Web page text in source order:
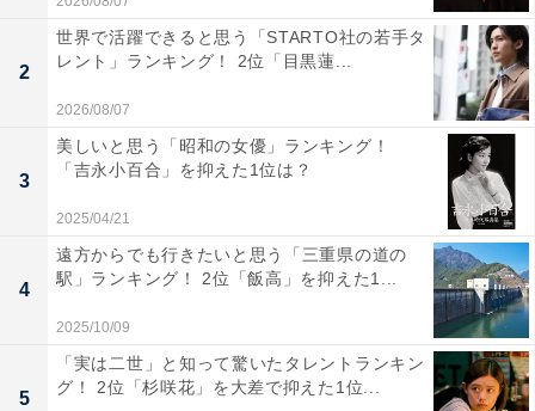
2014年には「ウィザーディング・ワールド・オブ・ハリ
ー・ポッター」がオープン。2025年は、日本発のさまざ
まなエンターテインメントやブランドの魅力をリアルに
体験できる期間限定のイベント「ユニバーサル・クール
ジャパン」が10周年に。「名探偵コナン・ワールド」と
ミステリー作家・ 東野圭吾さん原作の『マスカレード』
シリーズとの初コラボレーションが実現した参加型リア
ル・ミステリーショー『狙われた仮面舞踏会』の開催に
も注目が集まっています。
任天堂のゲーム『スーパーマリオ』シリーズをテーマに
したエリア「スーパーマリオ・ランド」や、2024年12月
2
世界で活躍できると思う「STARTO社の若手タ
レント」ランキング！ 2位「目黒蓮...
2026/08/07
3
美しいと思う「昭和の女優」ランキング！
「吉永小百合」を抑えた1位は？
2025/04/21
4
遠方からでも行きたいと思う「三重県の道の
駅」ランキング！ 2位「飯高」を抑えた1...
2025/10/09
5
「実は二世」と知って驚いたタレントランキン
グ！ 2位「杉咲花」を大差で抑えた1位...